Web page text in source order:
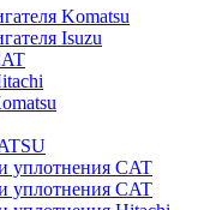
Komatsu
Isuzu
уплотнения CAT
уплотнения CAT